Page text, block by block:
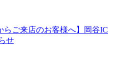
らご来店のお客様へ】岡谷IC
せ